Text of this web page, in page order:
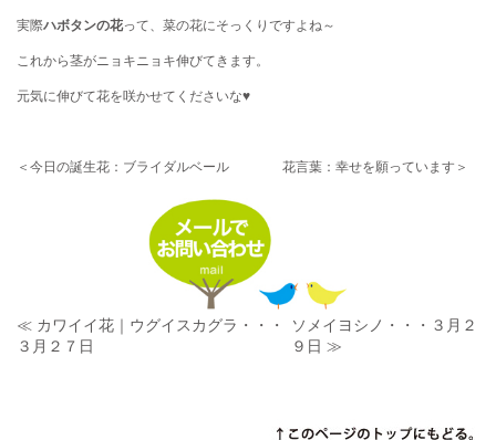
実際ハボタンの花って、菜の花にそっくりですよね～
これから茎がニョキニョキ伸びてきます。
元気に伸びて花を咲かせてくださいな♥
＜今日の誕生花：ブライダルベール 花言葉：幸せを願っています＞
≪ カワイイ花｜ウグイスカグラ・・・
３月２７日
ソメイヨシノ・・・３月２
９日 ≫